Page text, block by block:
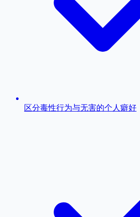
区分毒性行为与无害的个人癖好